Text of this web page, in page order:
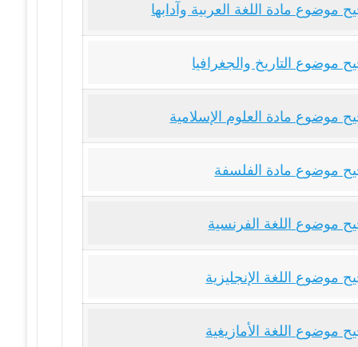
موضوع مادة اللغة العربية وآدابها
موضوع التاريخ والجغرافيا
موضوع مادة العلوم الإسلامية
موضوع مادة الفلسفة
موضوع اللغة الفرنسية
موضوع اللغة الإنجليزية
موضوع اللغة الأمازيغية